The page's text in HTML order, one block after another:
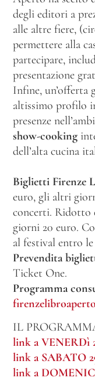
degli editori a
alle altre fiere,
permettere alla
partecipare,
presentazione
Infine, un’offerta
altissimo profilo
presenze
show-cooking
dell’alta cucina
Biglietti Firenze
euro, gli altri
concerti. Ridotto
giorni 20 euro.
al festival entro le
Prevendita
Ticket One.
Programma
IL
link a VENERDì
link a SABATO
link a